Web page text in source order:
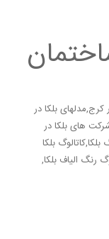
کرج,مدلهای بلکا در
های بلکا در
بلکا
رنگ الیاف بلکا,